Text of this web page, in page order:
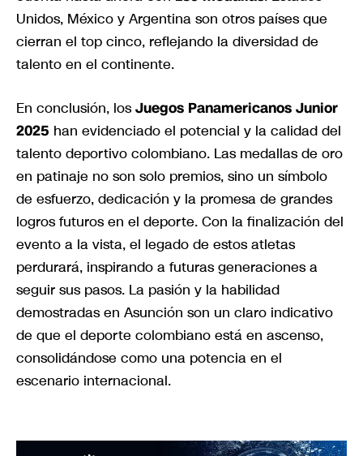
Unidos, México y Argentina son otros países que
cierran el top cinco, reflejando la diversidad de
talento en el continente.
En conclusión, losJuegos Panamericanos Junior
2025 han evidenciado el potencial y la calidad del
talento deportivo colombiano. Las medallas de oro
en patinaje no son solo premios, sino un símbolo
de esfuerzo, dedicación y la promesa de grandes
logros futuros en el deporte. Con la finalización del
evento a la vista, el legado de estos atletas
perdurará, inspirando a futuras generaciones a
seguir sus pasos. La pasión y la habilidad
demostradas en Asunción son un claro indicativo
de que el deporte colombiano está en ascenso,
consolidándose como una potencia en el
escenario internacional.